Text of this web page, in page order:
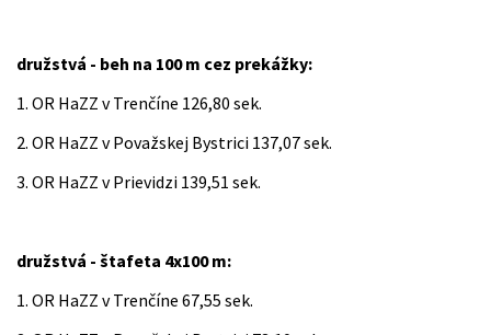
družstvá - beh na 100 m cez prekážky:
1. OR HaZZ v Trenčíne 126,80 sek.
2. OR HaZZ v Považskej Bystrici 137,07 sek.
3. OR HaZZ v Prievidzi 139,51 sek.
družstvá - štafeta 4x100 m:
1. OR HaZZ v Trenčíne 67,55 sek.